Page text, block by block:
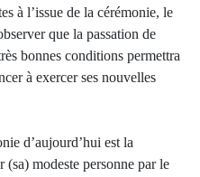
à l’issue de la cérémonie, le
que la passation de
bonnes conditions permettra
à exercer ses nouvelles
d’aujourd’hui est la
modeste personne par le